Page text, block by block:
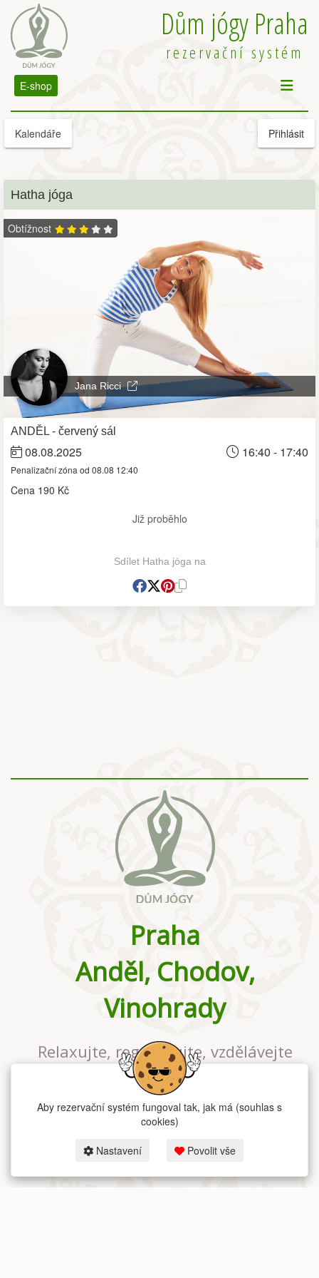
Dům jógy Praha
rezervační systém
E-shop
Kalendáře Přihlásit
Hatha jóga
Obtížnost
Jana Ricci
ANDĚL - červený sál
08.08.2025 16:40 - 17:40
Penalizační zóna od 08.08 12:40
Cena 190 Kč
Již proběhlo
Sdílet Hatha jóga na
Praha
Anděl, Chodov,
Vinohrady
Relaxujte, regenerujte, vzdělávejte
se v největším jógovém studiu v
Praze
Aby rezervační systém fungoval tak, jak má (souhlas s
cookies)
Nastavení Povolit vše